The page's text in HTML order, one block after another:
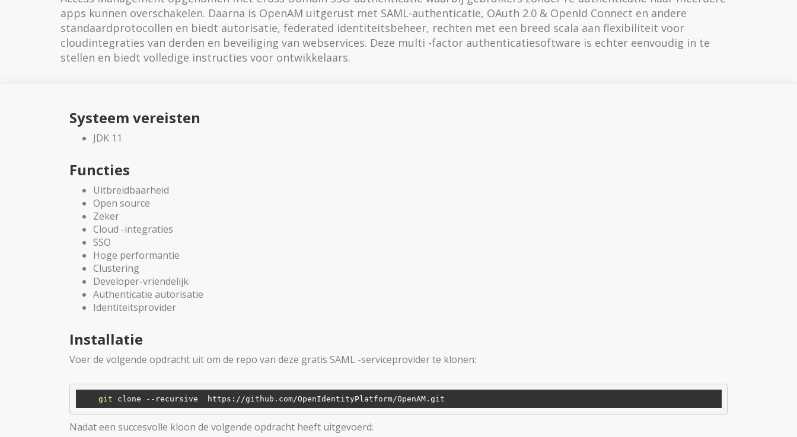
apps kunnen overschakelen. Daarna is OpenAM uitgerust met SAML-authenticatie, OAuth 2.0 & OpenId Connect en andere
standaardprotocollen en biedt autorisatie, federated identiteitsbeheer, rechten met een breed scala aan flexibiliteit voor
cloudintegraties van derden en beveiliging van webservices. Deze multi -factor authenticatiesoftware is echter eenvoudig in te
stellen en biedt volledige instructies voor ontwikkelaars.
Systeem vereisten
JDK 11
Functies
Uitbreidbaarheid
Open source
Zeker
Cloud -integraties
SSO
Hoge performantie
Clustering
Developer-vriendelijk
Authenticatie autorisatie
Identiteitsprovider
Installatie
Voer de volgende opdracht uit om de repo van deze gratis SAML -serviceprovider te klonen:
git
Nadat een succesvolle kloon de volgende opdracht heeft uitgevoerd: